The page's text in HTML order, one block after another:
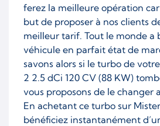
ferez la meilleure opération
but de proposer à nos clients
meilleur tarif. Tout le monde a
véhicule en parfait état de
savons alors si le turbo de
2 2.5 dCi 120 CV (88 KW)
vous proposons de le changer
En achetant ce turbo sur
bénéficiez instantanément